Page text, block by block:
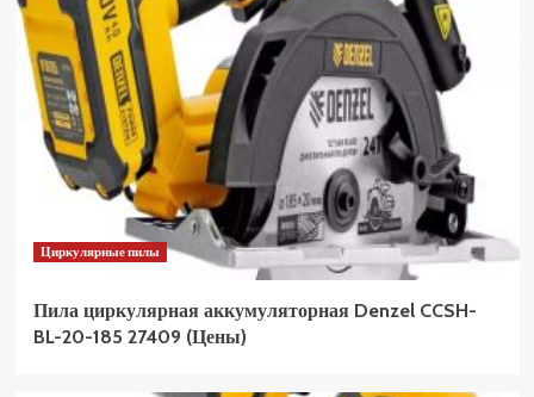
Циркулярные пилы
Пила циркулярная аккумуляторная Denzel CCSH-
BL-20-185 27409 (Цены)